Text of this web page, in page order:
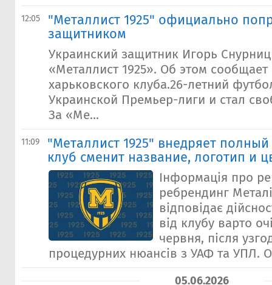
12:05
"Металлист 1925" официально
защитником
Украинский защитник Игорь
«Металлист 1925». Об этом
харьковского клуба.26-летний
Украинской Премьер-лиги и стал
За «Ме...
11:09
"Металлист 1925" внедряет
клуб сменит название, логотип и
Інформація про
ребрендинг
відповідає
від клубу варто
червня, після
процедурних нюансів з УАФ та УПЛ.
05.06.2026